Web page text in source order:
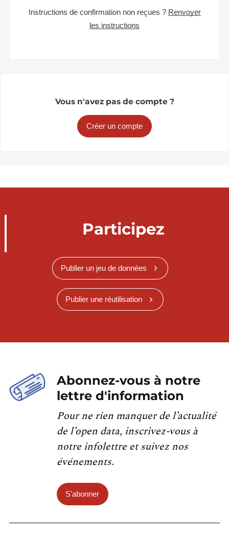
Instructions de confirmation non reçues ? Renvoyer
les instructions
Vous n'avez pas de compte ?
Créer un compte
Participez
Publier un jeu de données
Publier une réutilisation
Abonnez-vous à notre
lettre d'information
Pour ne rien manquer de l’actualité
de l’open data, inscrivez-vous à
notre infolettre et suivez nos
événements.
S'abonner